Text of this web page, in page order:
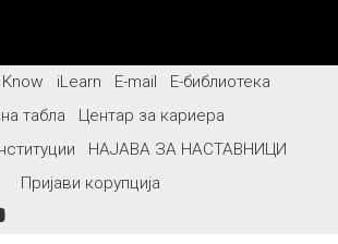
IKnow iLearn E-mail
Е-библиотека
табла
Центар за кариера
НАЈАВА ЗА НАСТАВНИЦИ
Пријави корупција